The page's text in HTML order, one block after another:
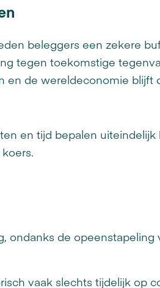
beleggers een zekere
tegen toekomstige
en de wereldeconomie blijft
en tijd bepalen
ondanks de
vaak slechts tijdelijk op